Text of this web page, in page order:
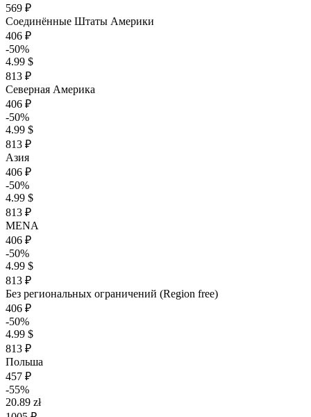
569 ₽
Соединённые Штаты Америки
406 ₽
-50%
4.99 $
813 ₽
Северная Америка
406 ₽
-50%
4.99 $
813 ₽
Азия
406 ₽
-50%
4.99 $
813 ₽
MENA
406 ₽
-50%
4.99 $
813 ₽
Без региональных ограничений (Region free)
406 ₽
-50%
4.99 $
813 ₽
Польша
457 ₽
-55%
20.89 zł